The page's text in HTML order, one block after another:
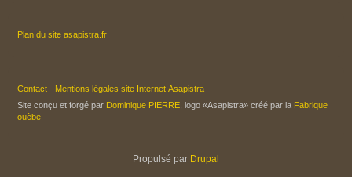
Plan du site asapistra.fr
Contact - Mentions légales site Internet Asapistra
Site conçu et forgé par Dominique PIERRE , logo «Asapistra» créé par la Fabrique
ouèbe
Propulsé par Drupal